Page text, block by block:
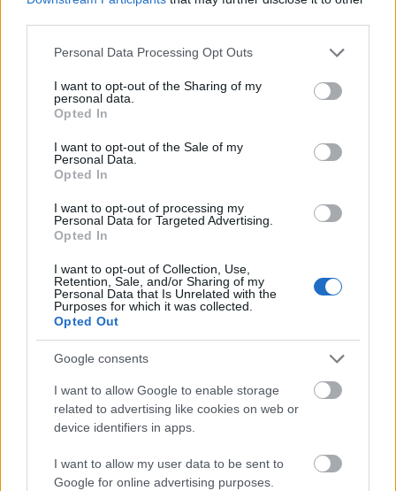
Please note that this website/app uses one or more Google
not limited to your visit or usage behaviour. You may click to
grant or deny consent to Google and its third-party tags to
use your data for below specified purposes in below Google
consent section.
Personal Data Processing Opt Outs
I want to opt-out of the Sharing of my
personal data.
Opted In
I want to opt-out of the Sale of my
Personal Data.
Opted In
I want to opt-out of processing my
Personal Data for Targeted Advertising.
Opted In
I want to opt-out of Collection, Use,
Retention, Sale, and/or Sharing of my
Personal Data that Is Unrelated with the
Purposes for which it was collected.
Opted Out
Google consents
I want to allow Google to enable storage
related to advertising like cookies on web or
device identifiers in apps.
I want to allow my user data to be sent to
Google for online advertising purposes.
APLIKACJE
Instagram na Androida już dostępny (update:
wsparcie dla tabletów)
KATARZYNA PURA 3 KWIETNIA 2012
© 2026 Tabletowo.pl. Wszelkie prawa zastrzeżone. K
REDAKCJA
REKLAMA